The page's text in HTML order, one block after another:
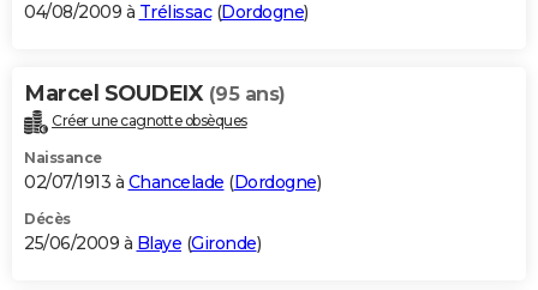
04/08/2009 à Trélissac(Dordogne)
Marcel SOUDEIX (95 ans)
Créer une cagnotte obsèques
Naissance
02/07/1913 à Chancelade (Dordogne)
Décès
25/06/2009 à Blaye (Gironde)